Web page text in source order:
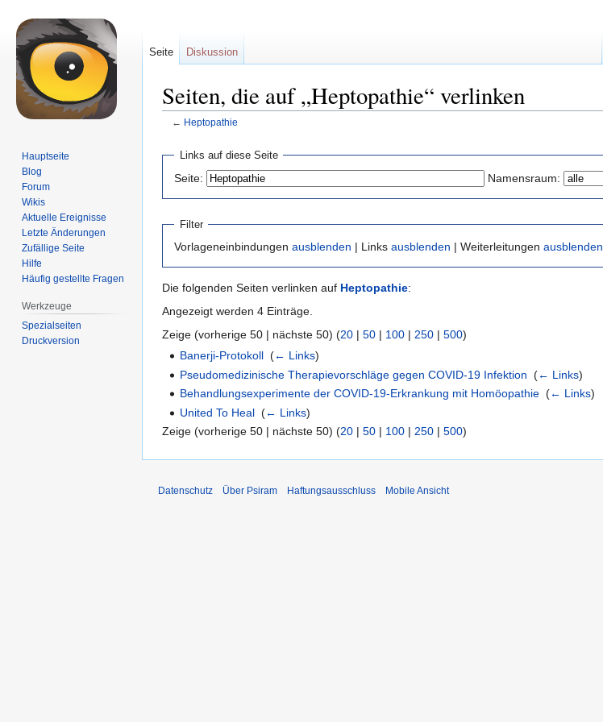
Seiten, die auf „Heptopathie“ verlinken
← Heptopathie
Navigation
springen
springen
Links auf diese Seite
Seite: Namensraum:
Filter
Vorlageneinbindungen ausblenden | Links ausblenden | Weiterleitungen ausblenden
Die folgenden Seiten verlinken auf Heptopathie:
Angezeigt werden 4 Einträge.
Zeige (vorherige 50 | nächste 50) (20 | 50 | 100 | 250 | 500)
Banerji-Protokoll ‎(← Links)
Pseudomedizinische Therapievorschläge gegen COVID-19 Infektion ‎(← Links)
Behandlungsexperimente der COVID-19-Erkrankung mit Homöopathie ‎(← Links)
United To Heal ‎(← Links)
Zeige (vorherige 50 | nächste 50) (20 | 50 | 100 | 250 | 500)
Seite Diskussion
Hauptseite
Blog
Forum
Wikis
Aktuelle Ereignisse
Letzte Änderungen
Zufällige Seite
Hilfe
Häufig gestellte Fragen
Werkzeuge
Spezialseiten
Druckversion
Datenschutz Über Psiram Haftungsausschluss Mobile Ansicht